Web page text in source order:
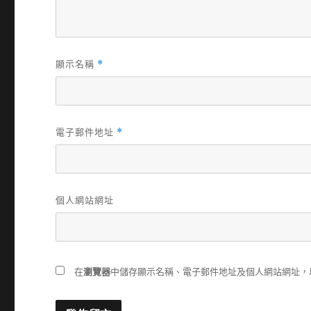
顯示名稱 *
電子郵件地址 *
個人網站網址
在瀏覽器中儲存顯示名稱、電子郵件地址及個人網站網址